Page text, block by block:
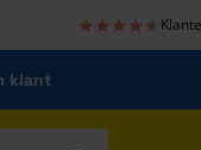
★★★★★
★★★★★
klant